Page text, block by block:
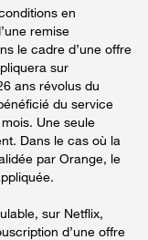
en
remise
le cadre d’une offre
sur
ans révolus du
du service
Une seule
Dans le cas où la
par Orange, le
sur Netflix,
d’une offre